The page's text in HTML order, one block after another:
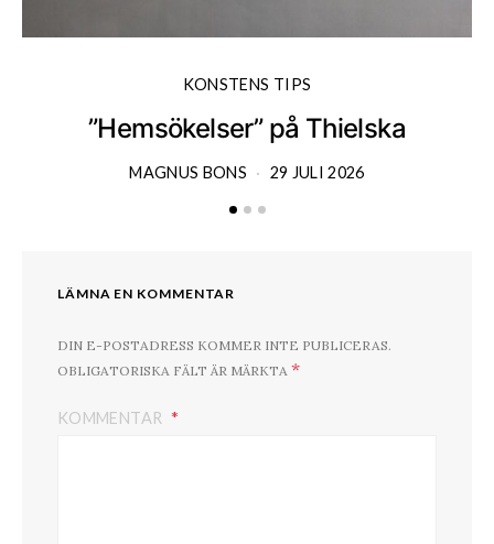
KONSTENS TIPS
”Hemsökelser” på Thielska
MAGNUS BONS 29 JULI 2026
LÄMNA EN KOMMENTAR
DIN E-POSTADRESS KOMMER INTE PUBLICERAS.
OBLIGATORISKA FÄLT ÄR MÄRKTA *
KOMMENTAR